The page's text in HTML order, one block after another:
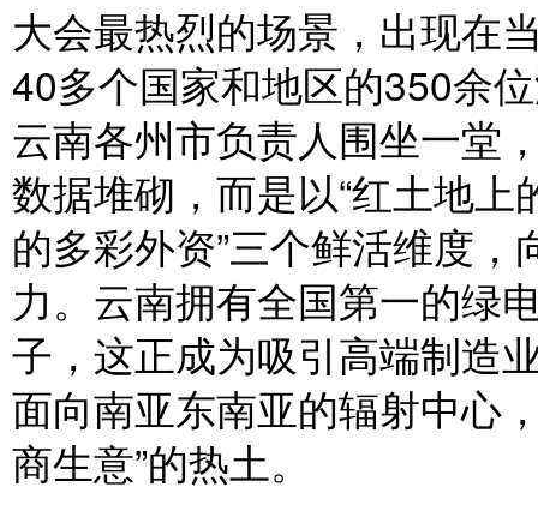
大会最热烈的场景，出现在
40多个国家和地区的350余
云南各州市负责人围坐一堂
数据堆砌，而是以“红土地上
的多彩外资”三个鲜活维度
力。云南拥有全国第一的绿
子，这正成为吸引高端制造
面向南亚东南亚的辐射中心
商生意”的热土。